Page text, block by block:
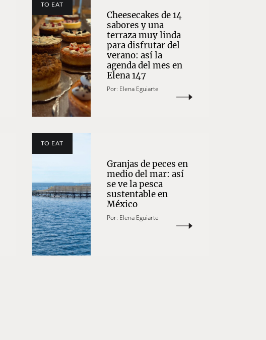
TO EAT
Cheesecakes de 14
sabores y una
terraza muy linda
para disfrutar del
verano: así la
agenda del mes en
Elena 147
Por: Elena Eguiarte
TO EAT
Granjas de peces en
medio del mar: así
se ve la pesca
sustentable en
México
Por: Elena Eguiarte